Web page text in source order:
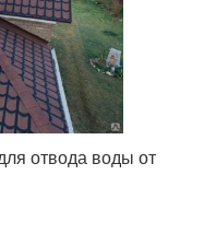
отвода воды от